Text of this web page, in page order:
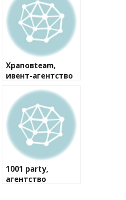
Храповteam,
ивент-агентство
1001 party,
агентство